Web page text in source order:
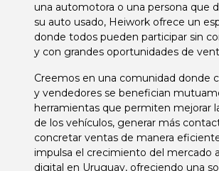
una automotora o una persona que
su auto usado, Heiwork ofrece un
donde todos pueden participar sin
y con grandes oportunidades de
Creemos en una comunidad donde
y vendedores se benefician
herramientas que permiten mejorar
de los vehículos, generar más
concretar ventas de manera
impulsa el crecimiento del mercado
digital en Uruguay, ofreciendo una